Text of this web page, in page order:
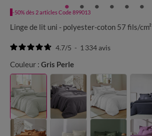
-50% dès 2 articles Code 899013
Linge de lit uni - polyester-coton 57 fils/cm²
4.7/5 - 1 334avis
Couleur : Gris Perle